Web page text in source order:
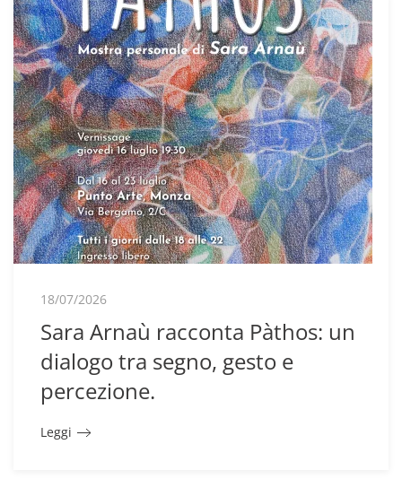
18/07/2026
Sara Arnaù racconta Pàthos: un
dialogo tra segno, gesto e
percezione.
Leggi